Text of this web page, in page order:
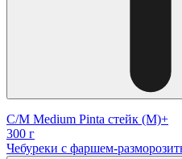
С/М Medium Pinta стейк (М)+
300 г
Чебуреки с фаршем-